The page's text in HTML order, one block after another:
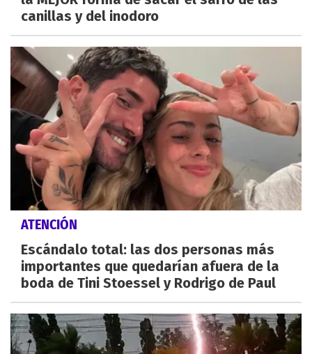
canillas y del inodoro
ATENCIÓN
Escándalo total: las dos personas más
importantes que quedarían afuera de la
boda de Tini Stoessel y Rodrigo de Paul